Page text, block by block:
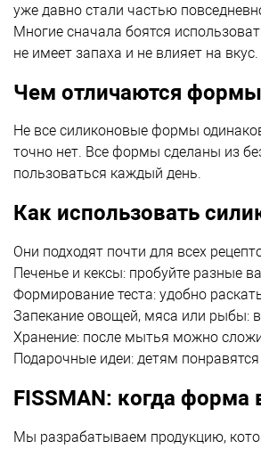
уже давно стали частью
Многие сначала боятся
не имеет запаха и не влияет на
Чем отличаются формы
Не все силиконовые формы
точно нет. Все формы сделаны из
пользоваться каждый день.
Как использовать
Они подходят почти для всех
Печенье и кексы: пробуйте разные
Формирование теста: удобно
Запекание овощей, мяса или рыбы:
Хранение: после мытья можно
Подарочные идеи: детям
FISSMAN: когда
Мы разрабатываем продукцию,